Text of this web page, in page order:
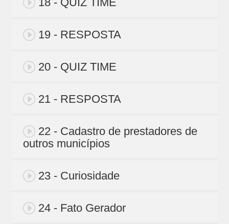
19 - RESPOSTA
20 - QUIZ TIME
21 - RESPOSTA
22 - Cadastro de prestadores de
outros municípios
23 - Curiosidade
24 - Fato Gerador